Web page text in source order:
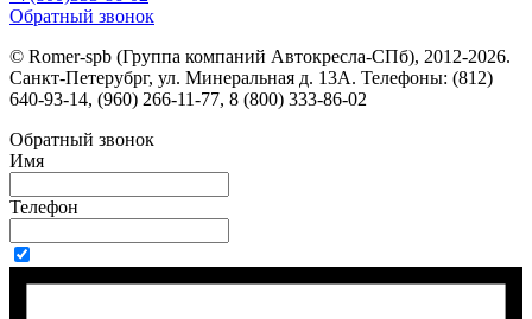
Обратный звонок
© Romer-spb (Группа компаний Автокресла-СПб), 2012-2026.
Санкт-Петерубрг, ул. Минеральная д. 13А. Телефоны: (812)
640-93-14, (960) 266-11-77, 8 (800) 333-86-02
Обратный звонок
Имя
Телефон